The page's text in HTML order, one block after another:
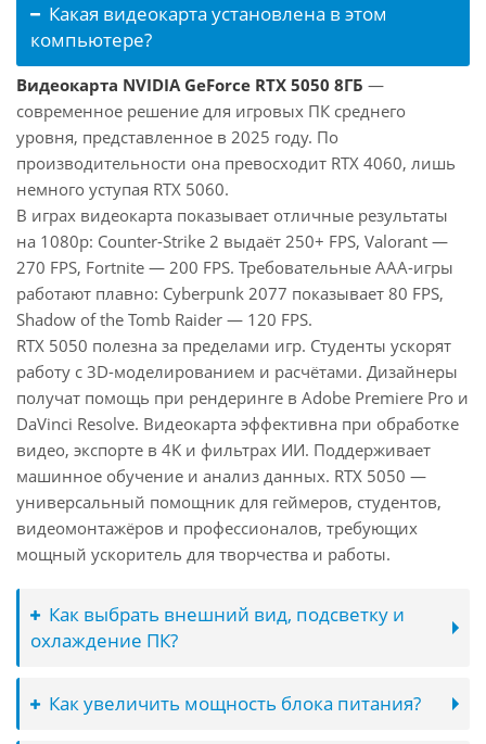
Какая видеокарта установлена в этом
компьютере?
Видеокарта NVIDIA GeForce RTX 5050 8ГБ —
современное решение для игровых ПК среднего
уровня, представленное в 2025 году. По
производительности она превосходит RTX 4060, лишь
немного уступая RTX 5060.
В играх видеокарта показывает отличные результаты
на 1080p: Counter-Strike 2 выдаёт 250+ FPS, Valorant —
270 FPS, Fortnite — 200 FPS. Требовательные AAA-игры
работают плавно: Cyberpunk 2077 показывает 80 FPS,
Shadow of the Tomb Raider — 120 FPS.
RTX 5050 полезна за пределами игр. Студенты ускорят
работу с 3D-моделированием и расчётами. Дизайнеры
получат помощь при рендеринге в Adobe Premiere Pro и
DaVinci Resolve. Видеокарта эффективна при обработке
видео, экспорте в 4K и фильтрах ИИ. Поддерживает
машинное обучение и анализ данных. RTX 5050 —
универсальный помощник для геймеров, студентов,
видеомонтажёров и профессионалов, требующих
мощный ускоритель для творчества и работы.
Как выбрать внешний вид, подсветку и
охлаждение ПК?
Как увеличить мощность блока питания?